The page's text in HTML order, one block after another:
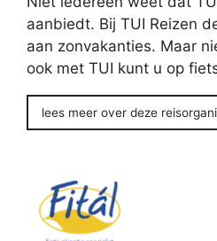
aanbiedt. Bij TUI Reizen
aan zonvakanties. Maar
ook met TUI kunt u op
lees meer over deze